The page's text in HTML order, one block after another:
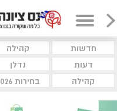
חדשות קהילה
דעות
נדלן
קהילה
בחירות 2026